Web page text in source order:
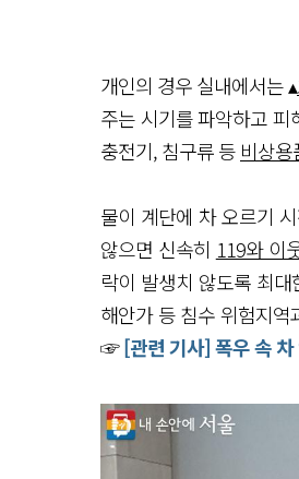
개인의 경우 실내에서는 ▴
주는 시기를 파악하고
충전기, 침구류 등 비상용
물이 계단에 차 오르기
않으면 신속히 119와 이
락이 발생치 않도록 최대
해안가 등 침수 위험지
☞[관련 기사] 폭우 속 차